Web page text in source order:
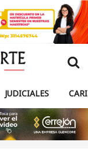
JUDICIALES